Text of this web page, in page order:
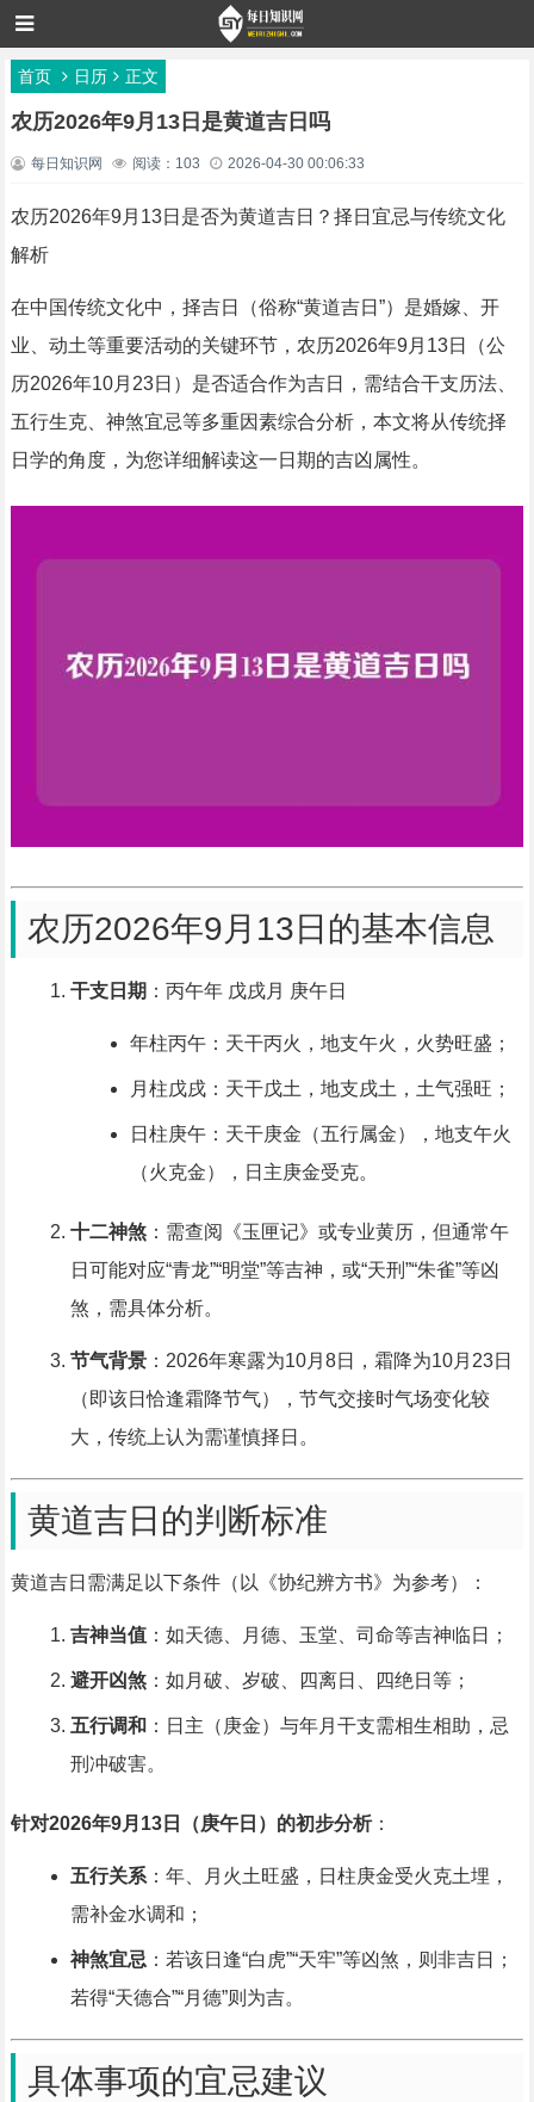
首页 日历 正文
农历2026年9月13日是黄道吉日吗
每日知识网 阅读：103 2026-04-30 00:06:33
农历2026年9月13日是否为黄道吉日？择日宜忌与传统文化
解析
在中国传统文化中，择吉日（俗称“黄道吉日”）是婚嫁、开
业、动土等重要活动的关键环节，农历2026年9月13日（公
历2026年10月23日）是否适合作为吉日，需结合干支历法、
五行生克、神煞宜忌等多重因素综合分析，本文将从传统择
日学的角度，为您详细解读这一日期的吉凶属性。
农历2026年9月13日的基本信息
干支日期 ：丙午年 戊戌月 庚午日
年柱丙午：天干丙火，地支午火，火势旺盛；
月柱戊戌：天干戊土，地支戌土，土气强旺；
日柱庚午：天干庚金（五行属金），地支午火
（火克金），日主庚金受克。
十二神煞：需查阅《玉匣记》或专业黄历，但通常午
日可能对应“青龙”“明堂”等吉神，或“天刑”“朱雀”等凶
煞，需具体分析。
节气背景：2026年寒露为10月8日，霜降为10月23日
（即该日恰逢霜降节气），节气交接时气场变化较
大，传统上认为需谨慎择日。
黄道吉日的判断标准
黄道吉日需满足以下条件（以《协纪辨方书》为参考）：
吉神当值：如天德、月德、玉堂、司命等吉神临日；
避开凶煞：如月破、岁破、四离日、四绝日等；
五行调和 ：日主（庚金）与年月干支需相生相助，忌
刑冲破害。
针对2026年9月13日（庚午日）的初步分析：
五行关系：年、月火土旺盛，日柱庚金受火克土埋，
需补金水调和；
神煞宜忌：若该日逢“白虎”“天牢”等凶煞，则非吉日；
若得“天德合”“月德”则为吉。
具体事项的宜忌建议